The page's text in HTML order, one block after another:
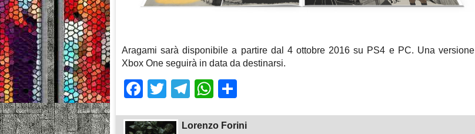
Aragami sarà disponibile a partire dal 4 ottobre 2016 su PS4 e PC. Una versione
Xbox One seguirà in data da destinarsi.
Facebook
TwitterTelegram
WhatsApp
Lorenzo Forini